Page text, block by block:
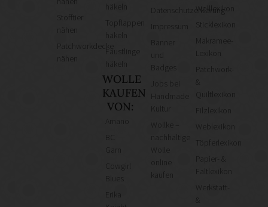
Stofftier
Patchworkdecke
häkeln
Topflappen
häkeln
Fäustlinge
häkeln
WOLLE
KAUFEN
VON:
Cowgirl
Datenschutzerklärung
Kultur
Wollke –
nachhaltige
kaufen
Wolllexikon
Sticklexikon
Makramee-
Lexikon
Patchwork-
&
Quiltlexikon
Weblexikon
Töpferlexikon
Papier- &
Faltlexikon
Werkstatt-
&